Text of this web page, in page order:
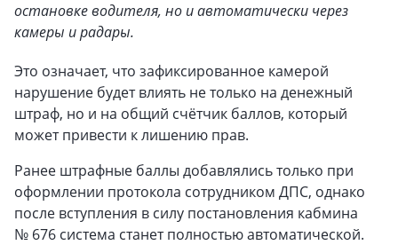
остановке водителя, но и автоматически через
камеры и радары.
Это означает, что зафиксированное камерой
нарушение будет влиять не только на денежный
штраф, но и на общий счётчик баллов, который
может привести к лишению прав.
Ранее штрафные баллы добавлялись только при
оформлении протокола сотрудником ДПС, однако
после вступления в силу постановления кабмина
№ 676 система станет полностью автоматической.